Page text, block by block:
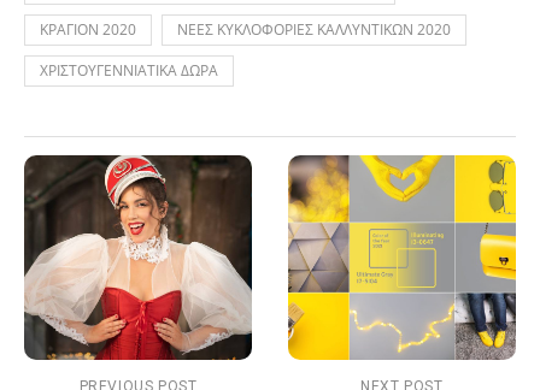
ΚΡΑΓΙΟΝ 2020
ΝΕΕΣ ΚΥΚΛΟΦΟΡΙΕΣ ΚΑΛΛΥΝΤΙΚΩΝ 2020
ΧΡΙΣΤΟΥΓΕΝΝΙΑΤΙΚΑ ΔΩΡΑ
PREVIOUS POST NEXT POST